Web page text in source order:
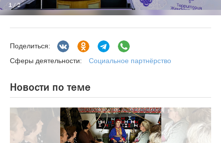
1 / 2
Поделиться:
Сферы деятельности:
Социальное партнёрство
Новости по теме